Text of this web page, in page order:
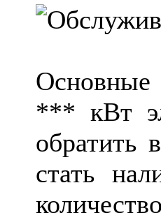
Основные
*** кВт
обратить
стать